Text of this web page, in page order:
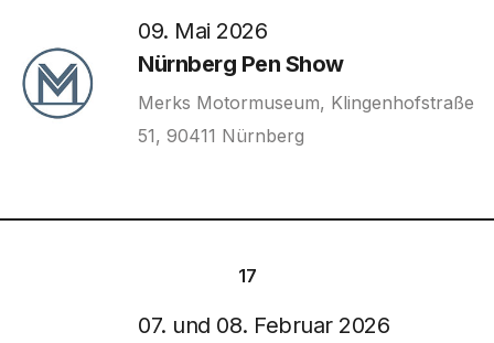
09. Mai 2026
Nürnberg Pen Show
Merks Motormuseum, Klingenhofstraße
51, 90411 Nürnberg
17
07. und 08. Februar 2026